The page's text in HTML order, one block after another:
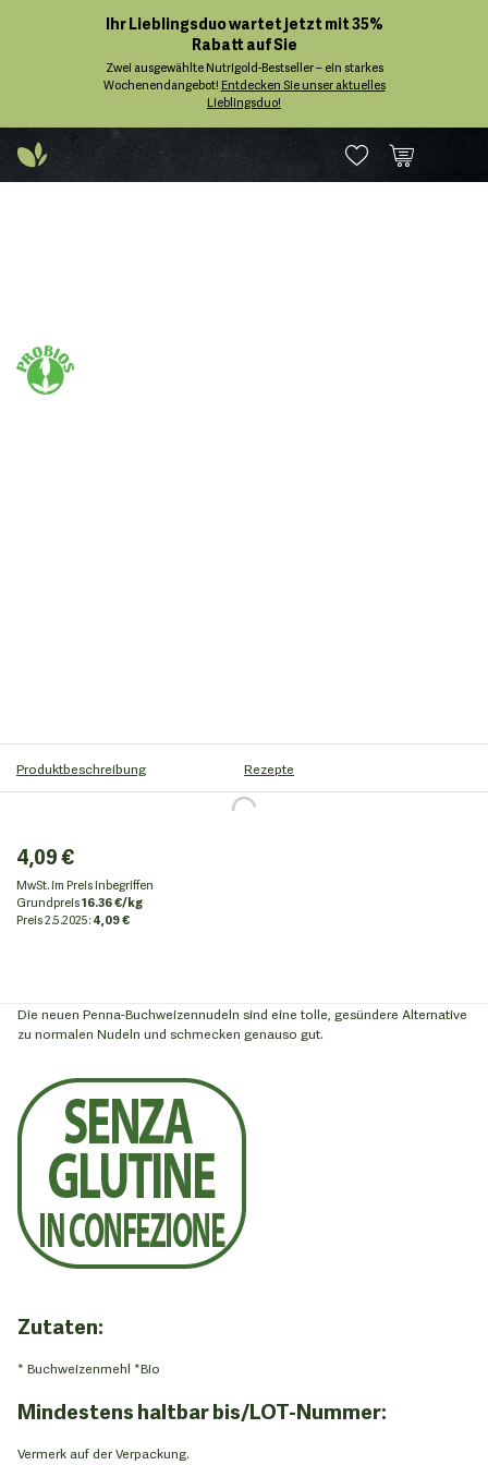
Ihr Lieblingsduo wartet jetzt mit 35%
Rabatt auf Sie
Zwei ausgewählte Nutrigold-Bestseller – ein starkes
Wochenendangebot! Entdecken Sie unser aktuelles
Lieblingsduo!
Produktbeschreibung Rezepte
4,09 €
MwSt. im Preis inbegriffen
Grundpreis16.36 €/kg
Preis2.5.2025:4,09 €
Die neuen Penna-Buchweizennudeln sind eine tolle, gesündere Alternative
zu normalen Nudeln und schmecken genauso gut.
Zutaten:
* Buchweizenmehl *Bio
Mindestens haltbar bis/LOT-Nummer:
Vermerk auf der Verpackung.